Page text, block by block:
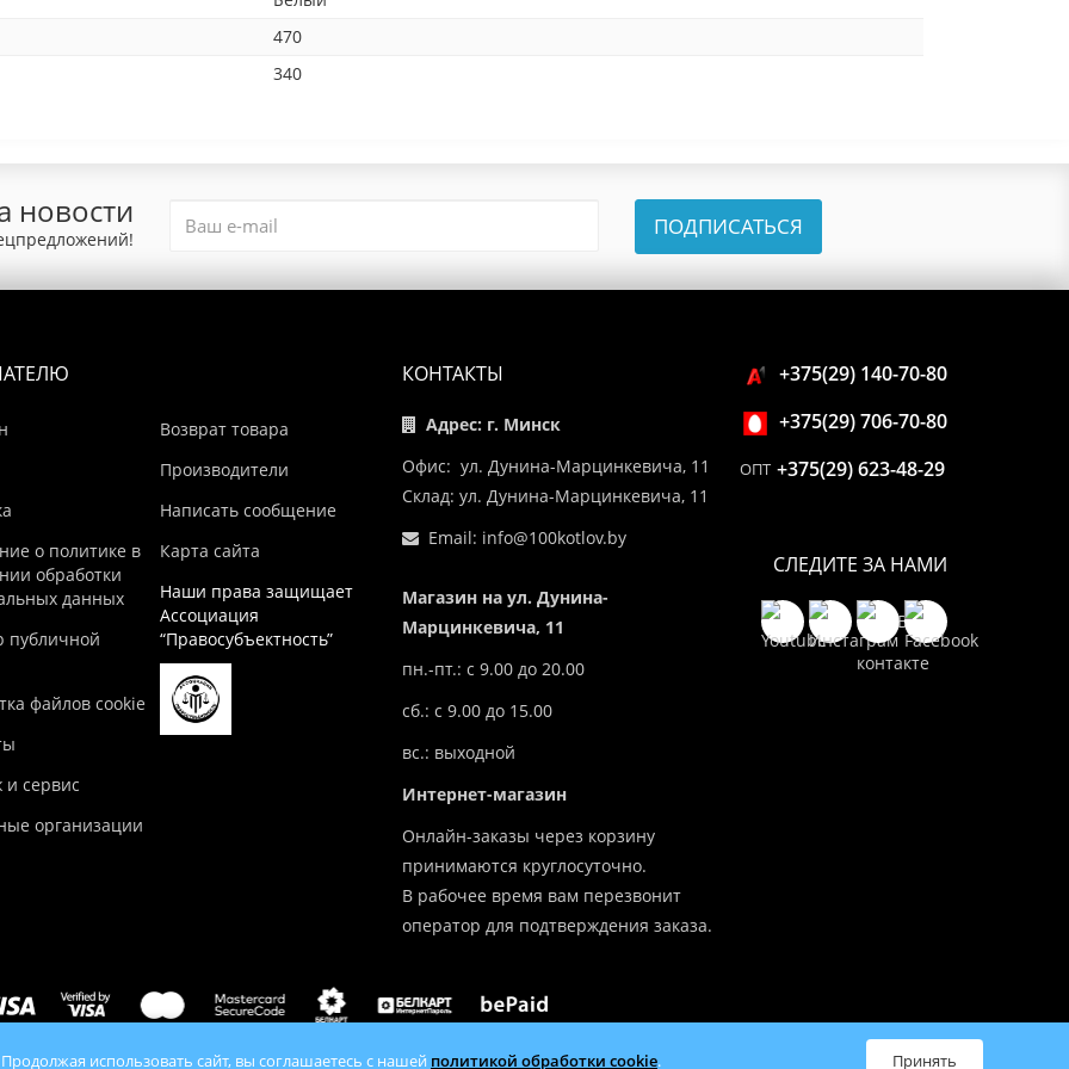
470
340
новости ПОДПИСАТЬСЯ
о политике в
обработки
данных
публичной
файлов cookie
сервис
организации
Возврат товара
Производители
Написать сообщение
Карта сайта
Наши права защищает
Ассоциация
“Правосубъектность”
КОНТАКТЫ
Адрес: г. Минск
Офис: ул. Дунина-Марцинкевича, 11
Склад: ул. Дунина-Марцинкевича, 11
Email: info@100kotlov.by
Магазин на ул. Дунина-
Марцинкевича, 11
пн.-пт.: с 9.00 до 20.00
сб.: с 9.00 до 15.00
вс.: выходной
Интернет-магазин
Онлайн-заказы через корзину
принимаются круглосуточно.
В рабочее время вам перезвонит
оператор для подтверждения заказа.
+375(29) 140-70-80
+375(29) 706-70-80
ОПТ +375(29) 623-48-29
СЛЕДИТЕ ЗА НАМИ
— продажа отопительного оборудования с доставкой по всей Беларуси
использовать сайт, вы соглашаетесь с нашей политикой обработки cookie. Принять